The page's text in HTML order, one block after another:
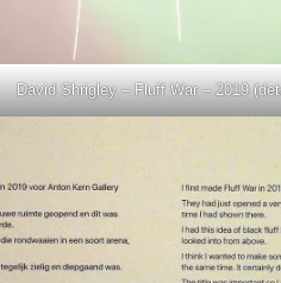
David Shrigley – Fluff War – 2019